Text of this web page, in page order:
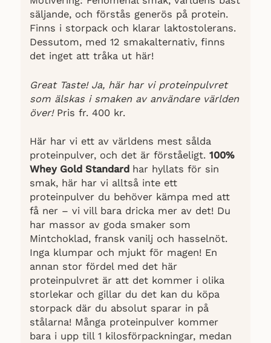
säljande, och förstås generös på protein.
Finns i storpack och klarar laktostolerans.
Dessutom, med 12 smakalternativ, finns
det inget att tråka ut här!
Great Taste! Ja, här har vi proteinpulvret
som älskas i smaken av användare världen
över! Pris fr. 400 kr.
Här har vi ett av världens mest sålda
proteinpulver, och det är förståeligt.100%
Whey Gold Standard har hyllats för sin
smak, här har vi alltså inte ett
proteinpulver du behöver kämpa med att
få ner – vi vill bara dricka mer av det! Du
har massor av goda smaker som
Mintchoklad, fransk vanilj och hasselnöt.
Inga klumpar och mjukt för magen! En
annan stor fördel med det här
proteinpulvret är att det kommer i olika
storlekar och gillar du det kan du köpa
storpack där du absolut sparar in på
stålarna! Många proteinpulver kommer
bara i upp till 1 kilosförpackningar, medan